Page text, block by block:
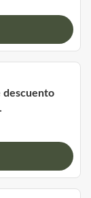
descuento